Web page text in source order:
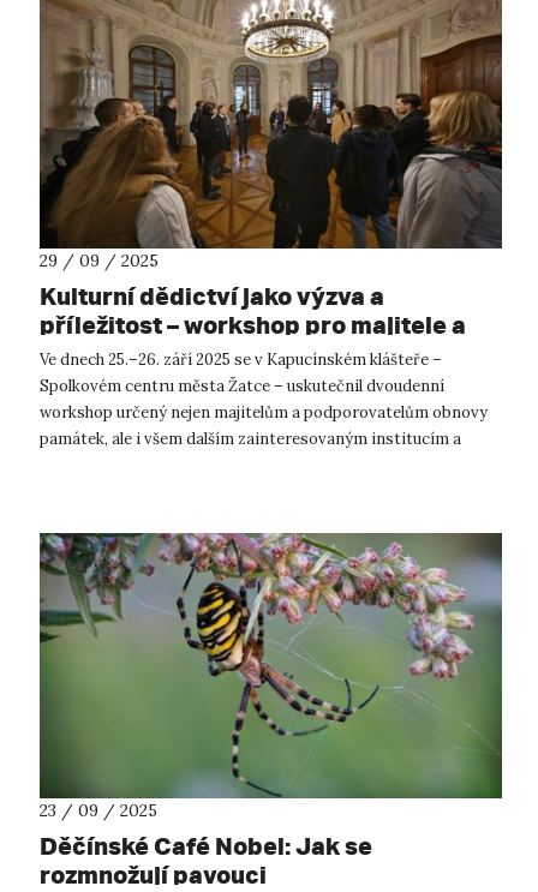
29 / 09 / 2025
Kulturní dědictví jako výzva a
příležitost – workshop pro majitele a
podporovatele obnovy památek
Ve dnech 25.–26. září 2025 se v Kapucínském klášteře –
Spolkovém centru města Žatce – uskutečnil dvoudenní
workshop určený nejen majitelům a podporovatelům obnovy
památek, ale i všem dalším zainteresovaným institucím a
23 / 09 / 2025
Děčínské Café Nobel: Jak se
rozmnožují pavouci